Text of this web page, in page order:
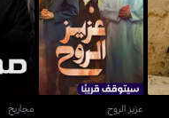
عزيز الروح
عزيز الروح مجاريح